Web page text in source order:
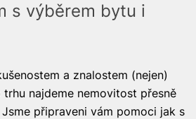
s výběrem bytu i
a znalostem (nejen)
najdeme nemovitost přesně
připraveni vám pomoci jak s